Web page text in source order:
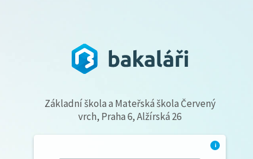
Základní škola a Mateřská škola Červený
vrch, Praha 6, Alžírská 26
i